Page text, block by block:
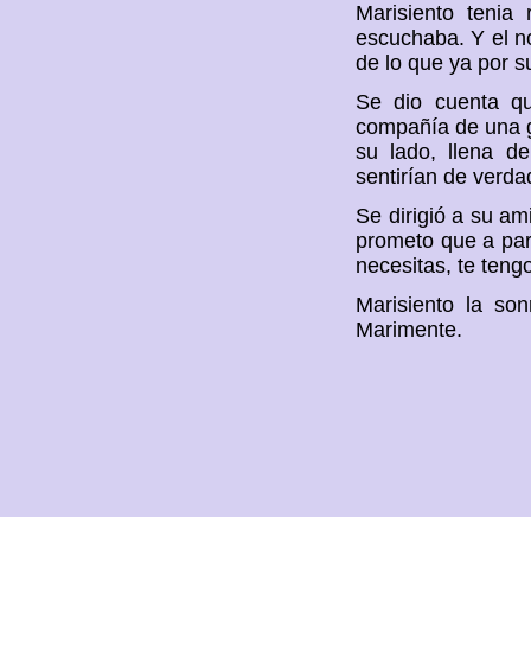
Marisiento
escuchaba. Y el
de lo que ya por
Se dio cuenta
compañía de una
su lado, llena
sentirían de
Se dirigió a su
prometo que a
necesitas, te
Marisiento la
Marimente.